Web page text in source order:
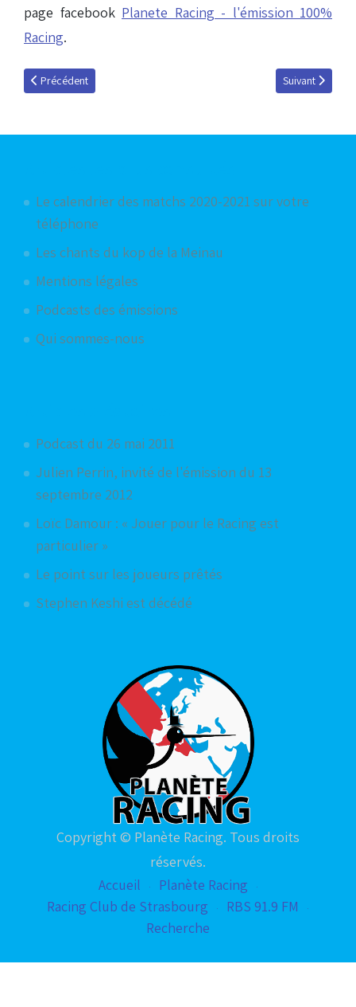
page facebook Planete Racing - l'émission 100%
Racing.
Article précédent : Ali Bamba : « Je n'aime pas perdre »
Précédent Article suivant :
Suivant
Le calendrier des matchs 2020-2021 sur votre
téléphone
Les chants du kop de la Meinau
Mentions légales
Podcasts des émissions
Qui sommes-nous
Podcast du 26 mai 2011
Julien Perrin, invité de l'émission du 13
septembre 2012
Loïc Damour : « Jouer pour le Racing est
particulier »
Le point sur les joueurs prêtés
Stephen Keshi est décédé
Copyright © Planète Racing. Tous droits
réservés.
Accueil
Planète Racing
Racing Club de Strasbourg
RBS 91.9 FM
Recherche